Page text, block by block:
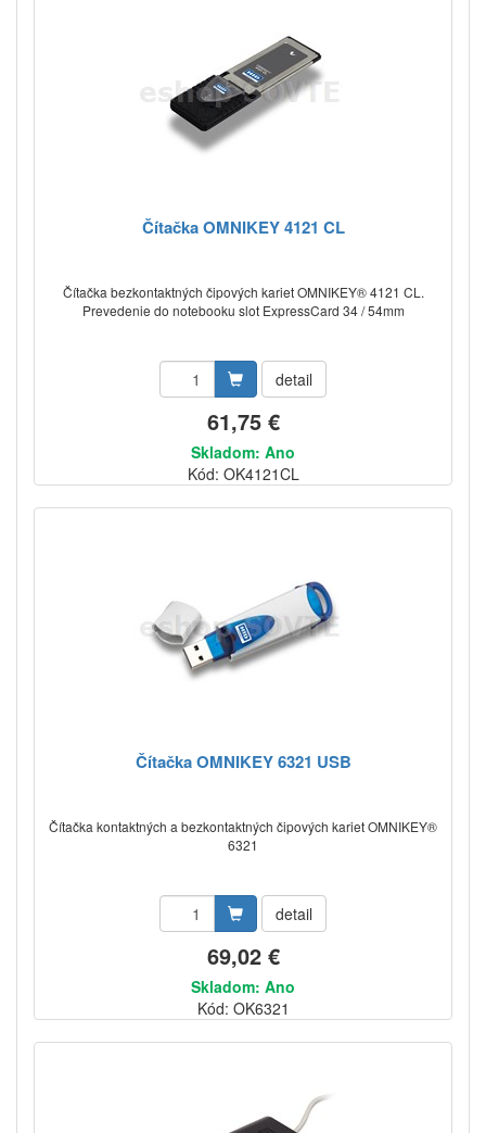
Čítačka OMNIKEY 4121 CL
Čítačka bezkontaktných čipových kariet OMNIKEY® 4121 CL.
Prevedenie do notebooku slot ExpressCard 34 / 54mm
detail
61,75 €
Skladom: Ano
Kód: OK4121CL
Čítačka OMNIKEY 6321 USB
Čítačka kontaktných a bezkontaktných čipových kariet OMNIKEY®
6321
detail
69,02 €
Skladom: Ano
Kód: OK6321